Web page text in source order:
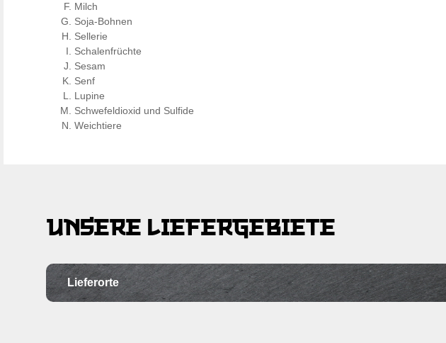
Milch
Soja-Bohnen
Sellerie
Schalenfrüchte
Sesam
Senf
Lupine
Schwefeldioxid und Sulfide
Weichtiere
UNSERE LIEFERGEBIETE
Lieferorte